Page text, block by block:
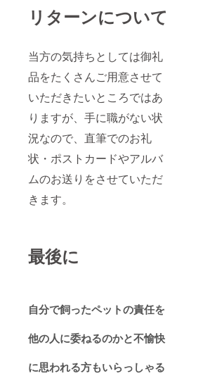
リターンについて
当方の気持ちとしては御礼
品をたくさんご用意させて
いただきたいところではあ
りますが、手に職がない状
況なので、直筆でのお礼
状・ポストカードやアルバ
ムのお送りをさせていただ
きます。
最後に
自分で飼ったペットの責任を
他の人に委ねるのかと不愉快
に思われる方もいらっしゃる